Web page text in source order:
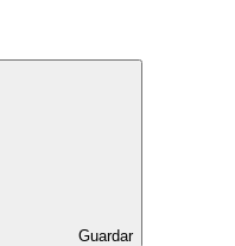
Guardar